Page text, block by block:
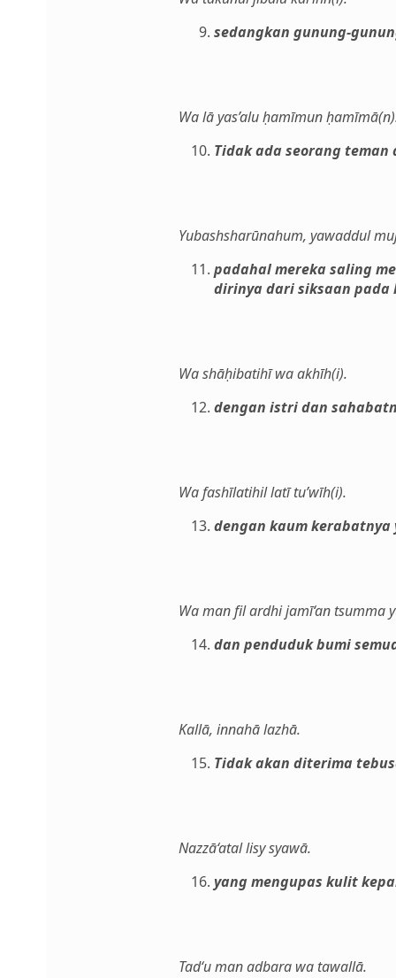
sedangkan gunung-
Wa lā yas’alu ḥamīmun
Tidak ada seorang
Yubashsharūnahum, yawaddul
padahal mereka saling
dirinya dari siksaan
Wa shāḥibatihī wa akhīh(i).
dengan istri dan
Wa fashīlatihil latī tu’wīh(i).
dengan kaum
Wa man fil ardhi jamī‘an tsumma
dan penduduk bumi
Kallā, innahā lazhā.
Tidak akan diterima
Nazzā‘atal lisy syawā.
yang mengupas kulit
Tad‘u man adbara wa tawallā.